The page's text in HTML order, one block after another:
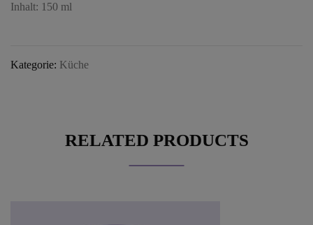
Inhalt: 150 ml
Kategorie: Küche
RELATED PRODUCTS